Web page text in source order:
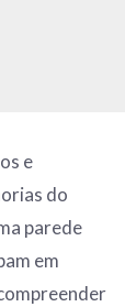
e
do
parede
em